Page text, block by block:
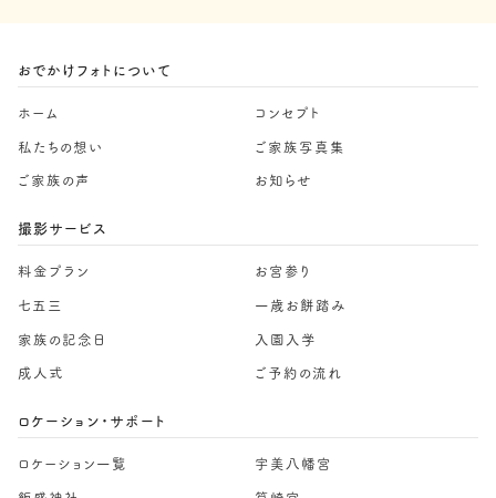
おでかけフォトについて
ホーム コンセプト
私たちの想い ご家族写真集
ご家族の声 お知らせ
撮影サービス
料金プラン お宮参り
七五三 一歳お餅踏み
家族の記念日 入園入学
成人式 ご予約の流れ
ロケーション・サポート
ロケーション一覧 宇美八幡宮